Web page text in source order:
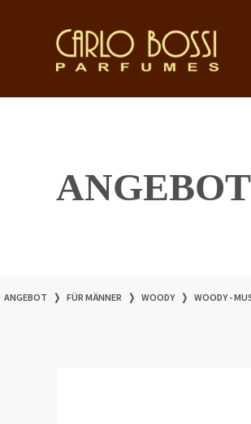
ANGEBOT
ANGEBOT ❭ FÜR MÄNNER ❭ WOODY ❭ WOODY -